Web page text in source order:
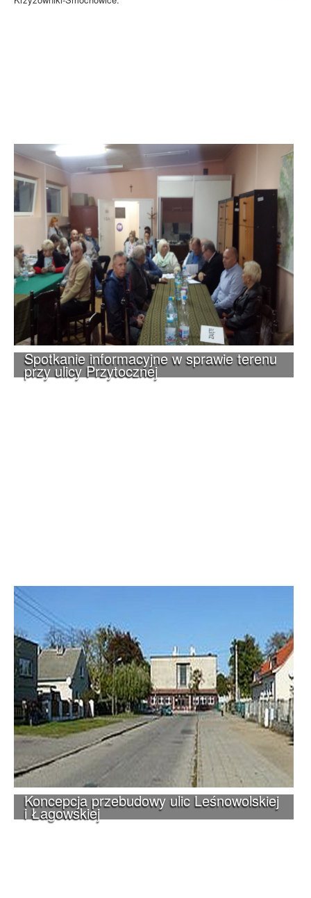
Spotkanie informacyjne w sprawie terenu
przy ulicy Przytocznej
Koncepcja przebudowy ulic Leśnowolskiej
i Łagowskiej